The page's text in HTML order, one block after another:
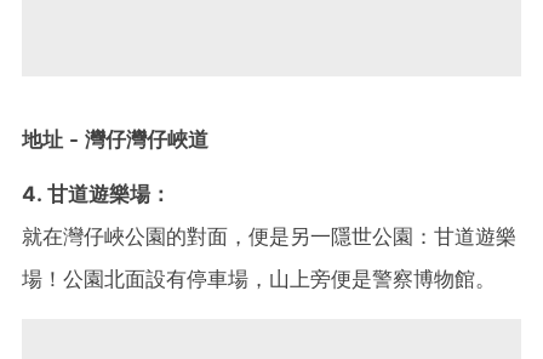
地址 - 灣仔灣仔峽道
4. 甘道遊樂場：
就在灣仔峽公園的對面，便是另一隱世公園：甘道遊樂
場！公園北面設有停車場，山上旁便是警察博物館。